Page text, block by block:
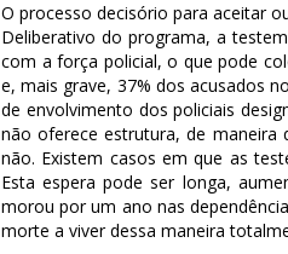
O processo decisório para aceitar
Deliberativo do programa, a
com a força policial, o que pode
e, mais grave, 37% dos acusados
de envolvimento dos policiais
não oferece estrutura, de maneira
não. Existem casos em que as
Esta espera pode ser longa,
morou por um ano nas
morte a viver dessa maneira